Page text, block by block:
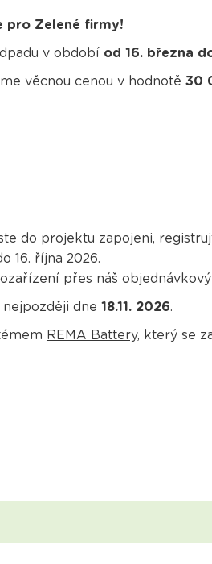
pro Zelené firmy!
v období od 16. března
věcnou cenou v hodnotě 30
do projektu zapojeni,
16. října 2026.
přes náš objednávkový
dne 18.11. 2026.
REMA Battery, který se